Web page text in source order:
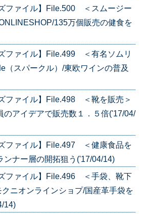
ファイル】File.500 ＜スムージー
135万個販売の健食を
ファイル】File.499 ＜有名ソムリ
（スパークル）/東欧ワインの普及
ファイル】File.498 ＜靴を販売＞
のアイデアで販売数１．５倍('17/04/
ファイル】File.497 ＜健康食品を
ンナー層の開拓狙う('17/04/14)
ファイル】File.496 ＜手袋、靴下
ニオンラインショプ/国産革手袋を
14)